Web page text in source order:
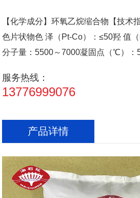
【化学成分】环氧乙烷缩合物【技术
色片状物色 泽（Pt-Co）：≤50羟 值
分子量：5500～7000凝固点（℃）：
服务热线：
13776999076
产品详情